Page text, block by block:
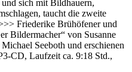
sich mit Bildhauern,
taucht die zweite
Friederike Brühöfener und
Bildermacher“ von Susanne
Seeboth und erschienen
CD, Laufzeit ca. 9:18 Std.,